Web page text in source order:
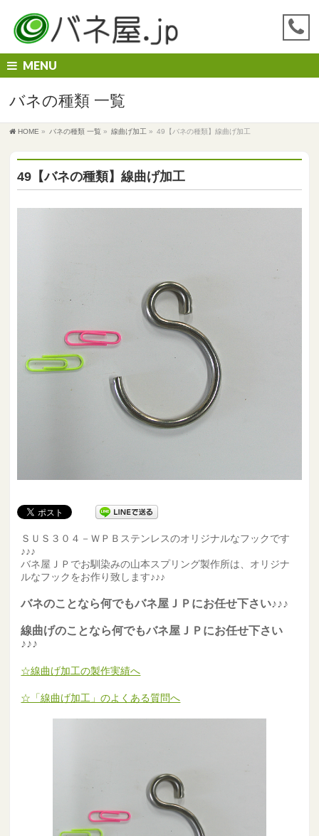
MENU
バネの種類 一覧
HOME » バネの種類 一覧 » 線曲げ加工 » 49【バネの種類】線曲げ加工
49【バネの種類】線曲げ加工
ＳＵＳ３０４－ＷＰＢステンレスのオリジナルなフックです
♪♪♪
バネ屋ＪＰでお馴染みの山本スプリング製作所は、オリジナ
ルなフックをお作り致します♪♪♪
バネのことなら何でもバネ屋ＪＰにお任せ下さい♪♪♪
線曲げのことなら何でもバネ屋ＪＰにお任せ下さい
♪♪♪
☆線曲げ加工の製作実績へ
☆「線曲げ加工」のよくある質問へ